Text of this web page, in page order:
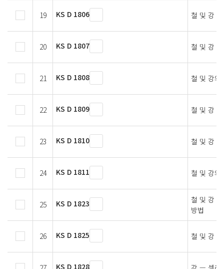
19 KS D 1806 철 및 강 —
20 KS D 1807 철 및 강 —
21 KS D 1808 철 및 강의
22 KS D 1809 철 및 강 —
23 KS D 1810 철 및 강 —
24 KS D 1811 철 및 강의
25 KS D 1823
철 및 강 —
방법
26 KS D 1825 철 및 강 —
KS D 1828